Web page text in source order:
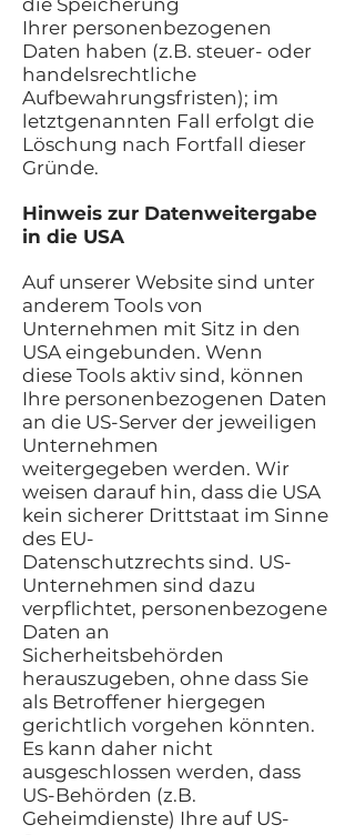
die Speicherung
Ihrer personenbezogenen
Daten haben (z.B. steuer- oder
handelsrechtliche
Aufbewahrungsfristen); im
letztgenannten Fall erfolgt die
Löschung nach Fortfall dieser
Gründe.
Hinweis zur Datenweitergabe
in die USA
Auf unserer Website sind unter
anderem Tools von
Unternehmen mit Sitz in den
USA eingebunden. Wenn
diese Tools aktiv sind, können
Ihre personenbezogenen Daten
an die US-Server der jeweiligen
Unternehmen
weitergegeben werden. Wir
weisen darauf hin, dass die USA
kein sicherer Drittstaat im Sinne
des EU-
Datenschutzrechts sind. US-
Unternehmen sind dazu
verpflichtet, personenbezogene
Daten an
Sicherheitsbehörden
herauszugeben, ohne dass Sie
als Betroffener hiergegen
gerichtlich vorgehen könnten.
Es kann daher nicht
ausgeschlossen werden, dass
US-Behörden (z.B.
Geheimdienste) Ihre auf US-